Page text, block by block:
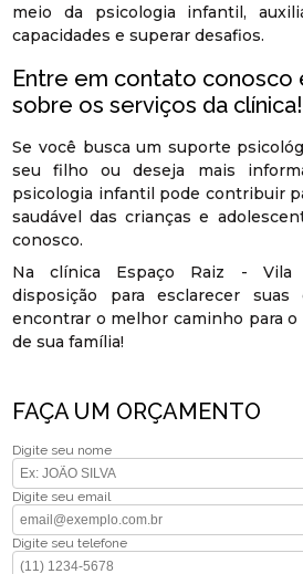
meio da psicologia infantil,
capacidades e superar desafios.
Entre em contato conosco
sobre os serviços da clínica!
Se você busca um suporte
seu filho ou deseja mais
psicologia infantil pode contribuir
saudável das crianças e
conosco.
Na clínica Espaço Raiz - Vila
disposição para esclarecer
encontrar o melhor caminho para
de sua família!
FAÇA UM ORÇAMENTO
Digite seu nome
Digite seu email
Digite seu telefone